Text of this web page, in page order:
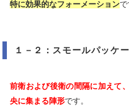
特に効果的なフォーメーションで
１－２：スモールパッケ
前衛および後衛の間隔に加えて
央に集まる陣形です。